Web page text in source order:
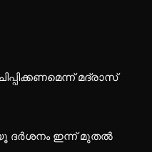
മദ്രാസ്
ഇന്ന് മുതല്‍